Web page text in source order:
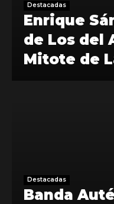
Destacadas
Enrique
de Los del
Mitote de
Destacadas
Banda